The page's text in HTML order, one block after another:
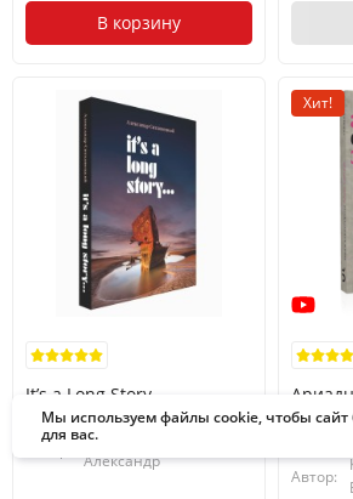
В корзину
It’s a Long Story...
Ситковецкий
Александр
Хит!
Автор:
Мы используем файлы cookie, чтобы
для вас.